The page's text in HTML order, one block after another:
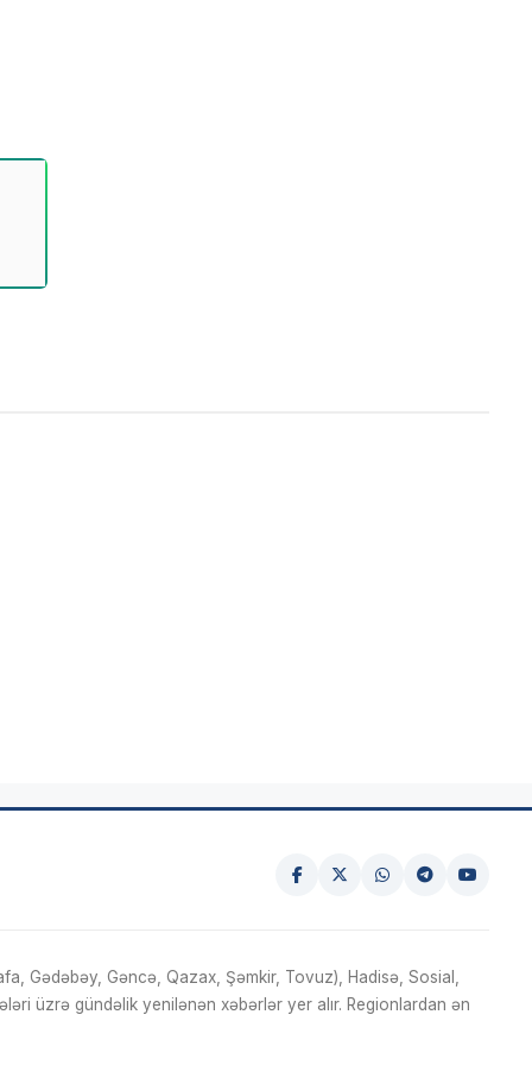
Gədəbəy, Gəncə, Qazax, Şəmkir, Tovuz), Hadisə, Sosial,
üzrə gündəlik yenilənən xəbərlər yer alır. Regionlardan ən